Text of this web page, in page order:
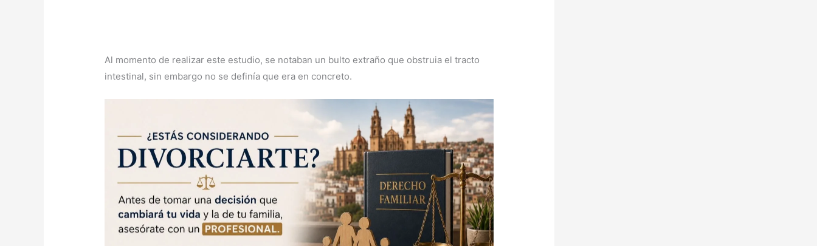
Al momento de realizar este estudio, se notaban un bulto extraño que obstruia el tracto
intestinal, sin embargo no se definía que era en concreto.